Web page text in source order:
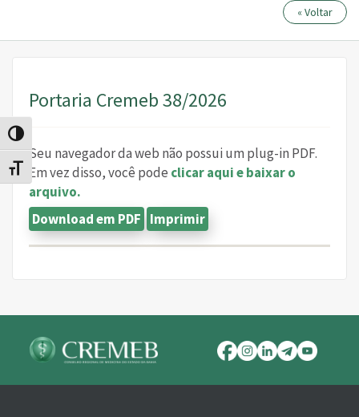
Alternar alto contraste
Alternar tamanho da fonte
« Voltar
Portaria Cremeb 38/2026
Seu navegador da web não possui um plug-in PDF.
Em vez disso, você pode clicar aqui e baixar o
arquivo.
Download em PDF Imprimir